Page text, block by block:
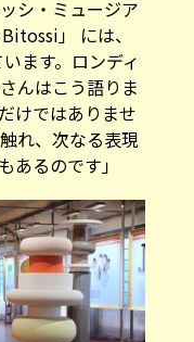
」 には、
ます。ロンディ
んはこう語りま
けではありませ
れ、次なる表現
あるのです」